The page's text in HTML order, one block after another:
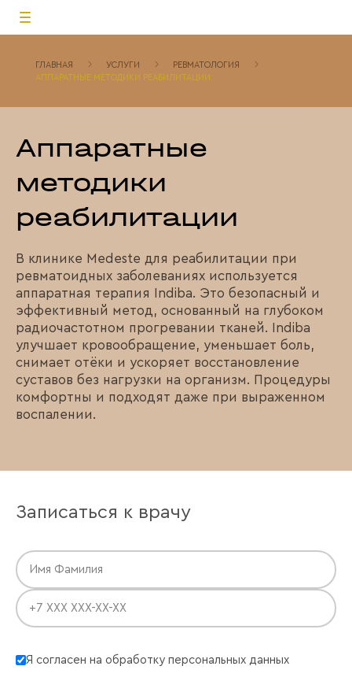
ГЛАВНАЯ УСЛУГИ
РЕВМАТОЛОГИЯ
АППАРАТНЫЕ МЕТОДИКИ РЕАБИЛИТАЦИИ
Аппаратные
методики
реабилитации
В клинике Medeste для реабилитации при
ревматоидных заболеваниях используется
аппаратная терапия Indiba. Это безопасный и
эффективный метод, основанный на глубоком
радиочастотном прогревании тканей. Indiba
улучшает кровообращение, уменьшает боль,
снимает отёки и ускоряет восстановление
суставов без нагрузки на организм. Процедуры
комфортны и подходят даже при выраженном
воспалении.
Записаться к врачу
Я согласен на обработку персональных данных